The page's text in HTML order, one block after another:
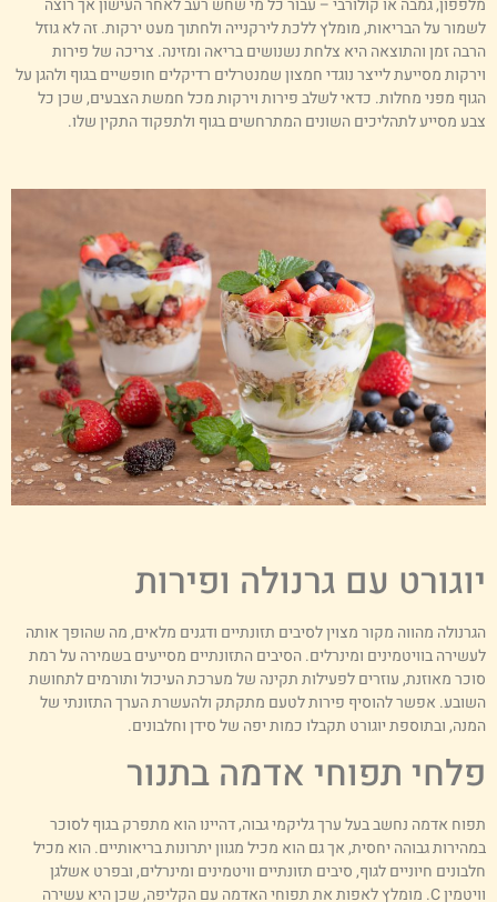
גמבה או קולורבי – עבור כל מי שחש רעב לאחר העישון אך רוצה
על הבריאות, מומלץ ללכת לירקנייה ולחתוך מעט ירקות. זה לא גוזל
זמן והתוצאה היא צלחת נשנושים בריאה ומזינה. צריכה של פירות
מסייעת לייצר נוגדי חמצון שמנטרלים רדיקלים חופשיים בגוף ולהגן על
מפני מחלות. כדאי לשלב פירות וירקות מכל חמשת הצבעים, שכן כל
מסייע לתהליכים השונים המתרחשים בגוף ולתפקוד התקין שלו.
עם גרנולה ופירות
מהווה מקור מצוין לסיבים תזונתיים ודגנים מלאים, מה שהופך אותה
בוויטמינים ומינרלים. הסיבים התזונתיים מסייעים בשמירה על רמת
מאוזנת, עוזרים לפעילות תקינה של מערכת העיכול ותורמים לתחושת
אפשר להוסיף פירות לטעם מתקתק ולהעשרת הערך התזונתי של
ובתוספת יוגורט תקבלו כמות יפה של סידן וחלבונים.
תפוחי אדמה בתנור
אדמה נחשב בעל ערך גליקמי גבוה, דהיינו הוא מתפרק בגוף לסוכר
גבוהה יחסית, אך גם הוא מכיל מגוון יתרונות בריאותיים. הוא מכיל
חיוניים לגוף, סיבים תזונתיים וויטמינים ומינרלים, ובפרט אשלגן
וויטמין C. מומלץ לאפות את תפוחי האדמה עם הקליפה, שכן היא עשירה